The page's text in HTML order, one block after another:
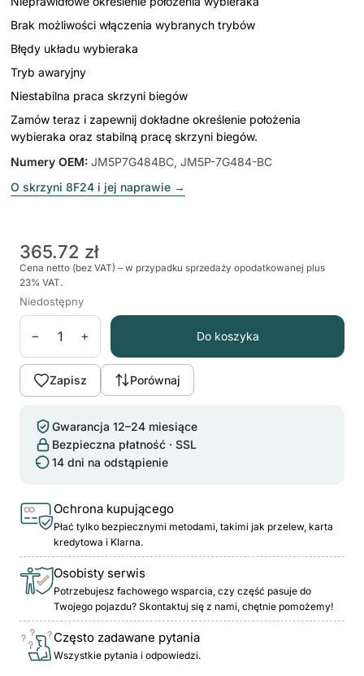
Brak możliwości włączenia wybranych trybów
Błędy układu wybieraka
Tryb awaryjny
Niestabilna praca skrzyni biegów
Zamów teraz i zapewnij dokładne określenie położenia
wybieraka oraz stabilną pracę skrzyni biegów.
Numery OEM: JM5P7G484BC, JM5P-7G484-BC
O skrzyni 8F24 i jej naprawie →
365.72 zł
Cena netto (bez VAT) – w przypadku sprzedaży opodatkowanej plus
23% VAT.
Niedostępny
− + Do koszyka
Zapisz Porównaj
Gwarancja 12–24 miesiące
Bezpieczna płatność · SSL
14 dni na odstąpienie
Ochrona kupującego
Płać tylko bezpiecznymi metodami, takimi jak przelew, karta
kredytowa i Klarna.
Osobisty serwis
Potrzebujesz fachowego wsparcia, czy część pasuje do
Twojego pojazdu? Skontaktuj się z nami, chętnie pomożemy!
Często zadawane pytania
Wszystkie pytania i odpowiedzi.